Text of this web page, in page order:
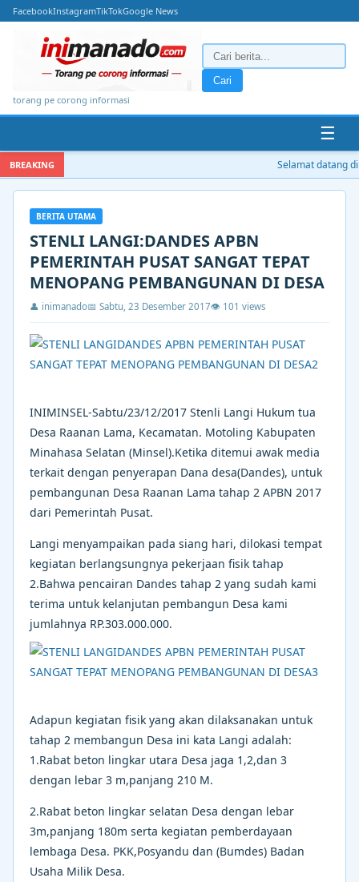
FacebookInstagramTikTokGoogle News
torang pe corong informasi
Cari
☰
BREAKING Selamat datang
BERITA UTAMA
STENLI LANGI:DANDES APBN
PEMERINTAH PUSAT SANGAT TEPAT
MENOPANG PEMBANGUNAN DI DESA
👤 inimanado📅 Sabtu, 23 Desember 2017👁 101 views
INIMINSEL-Sabtu/23/12/2017 Stenli Langi Hukum tua
Desa Raanan Lama, Kecamatan. Motoling Kabupaten
Minahasa Selatan (Minsel).Ketika ditemui awak media
terkait dengan penyerapan Dana desa(Dandes), untuk
pembangunan Desa Raanan Lama tahap 2 APBN 2017
dari Pemerintah Pusat.
Langi menyampaikan pada siang hari, dilokasi tempat
kegiatan berlangsungnya pekerjaan fisik tahap
2.Bahwa pencairan Dandes tahap 2 yang sudah kami
terima untuk kelanjutan pembangun Desa kami
jumlahnya RP.303.000.000.
Adapun kegiatan fisik yang akan dilaksanakan untuk
tahap 2 membangun Desa ini kata Langi adalah:
1.Rabat beton lingkar utara Desa jaga 1,2,dan 3
dengan lebar 3 m,panjang 210 M.
2.Rabat beton lingkar selatan Desa dengan lebar
3m,panjang 180m serta kegiatan pemberdayaan
lembaga Desa. PKK,Posyandu dan (Bumdes) Badan
Usaha Milik Desa.